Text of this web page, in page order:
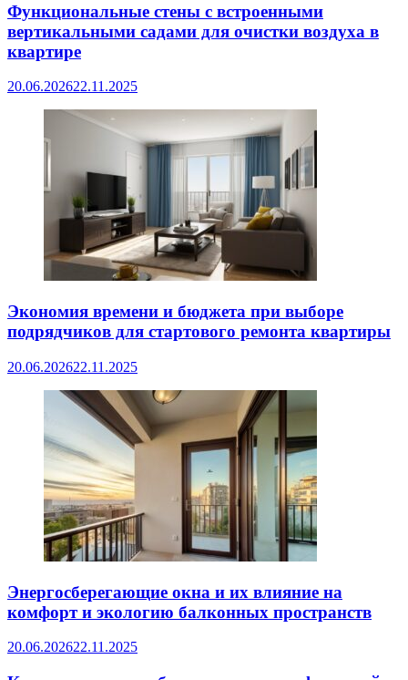
Функциональные стены с встроенными
вертикальными садами для очистки воздуха в
квартире
20.06.202622.11.2025
Экономия времени и бюджета при выборе
подрядчиков для стартового ремонта квартиры
20.06.202622.11.2025
Энергосберегающие окна и их влияние на
комфорт и экологию балконных пространств
20.06.202622.11.2025